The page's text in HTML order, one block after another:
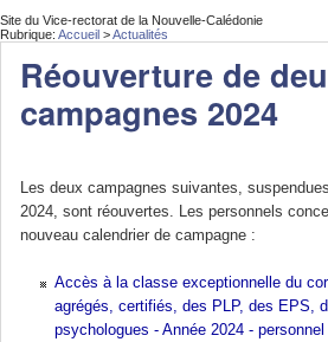
Site du Vice-rectorat de la Nouvelle-Calédonie
Rubrique: Accueil >Actualités
Réouverture de
campagnes 2024
Les deux campagnes suivantes,
2024, sont réouvertes. Les personnels
nouveau calendrier de campagne :
Accès à la classe exceptionnelle du
agrégés, certifiés, des PLP, des EPS,
psychologues - Année 2024 -